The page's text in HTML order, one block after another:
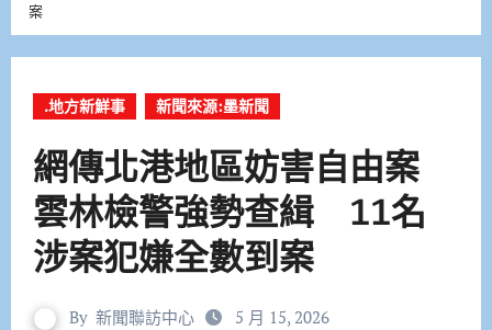
案
.地方新鮮事 新聞來源:墨新聞
網傳北港地區妨害自由案
雲林檢警強勢查緝 11名
涉案犯嫌全數到案
By 新聞聯訪中心 5 月 15, 2026